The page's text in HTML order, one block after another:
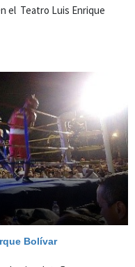
el Teatro Luis Enrique
Bolívar